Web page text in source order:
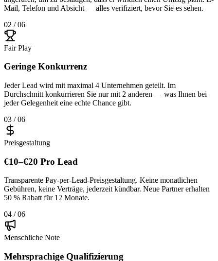
Mail, Telefon und Absicht — alles verifiziert, bevor Sie es sehen.
02 / 06
Fair Play
Geringe Konkurrenz
Jeder Lead wird mit maximal 4 Unternehmen geteilt. Im
Durchschnitt konkurrieren Sie nur mit 2 anderen — was Ihnen bei
jeder Gelegenheit eine echte Chance gibt.
03 / 06
Preisgestaltung
€10–€20 Pro Lead
Transparente Pay-per-Lead-Preisgestaltung. Keine monatlichen
Gebühren, keine Verträge, jederzeit kündbar. Neue Partner erhalten
50 % Rabatt für 12 Monate.
04 / 06
Menschliche Note
Mehrsprachige Qualifizierung